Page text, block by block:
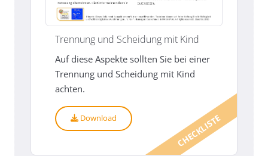
CHECKLISTE
Trennung und Scheidung mit Kind
Auf diese Aspekte sollten Sie bei einer
Trennung und Scheidung mit Kind
achten.
Download